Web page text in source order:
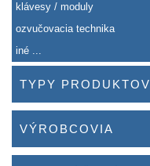
klávesy / moduly
ozvučovacia technika
iné ...
TYPY PRODUKTOV
VÝROBCOVIA